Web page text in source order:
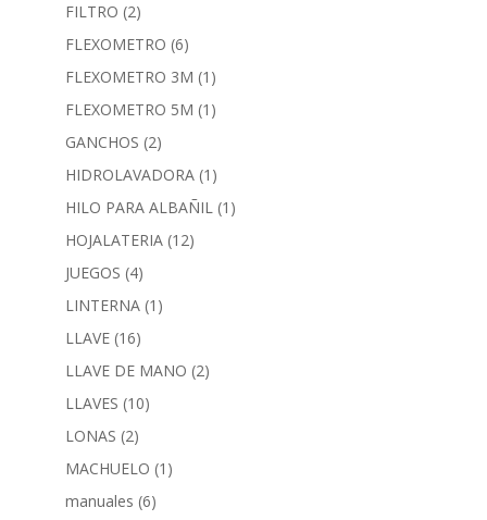
FILTRO (2)
FLEXOMETRO (6)
FLEXOMETRO 3M (1)
FLEXOMETRO 5M (1)
GANCHOS (2)
HIDROLAVADORA (1)
HILO PARA ALBAÑIL (1)
HOJALATERIA (12)
JUEGOS (4)
LINTERNA (1)
LLAVE (16)
LLAVE DE MANO (2)
LLAVES (10)
LONAS (2)
MACHUELO (1)
manuales (6)